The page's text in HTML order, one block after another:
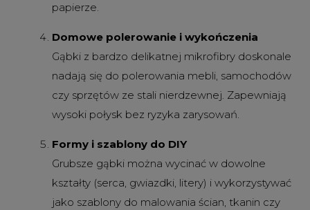
papierze.
Domowe polerowanie i wykończenia
Gąbki z bardzo delikatnej mikrofibry doskonale
nadają się do polerowania mebli, samochodów
czy sprzętów ze stali nierdzewnej. Zapewniają
wysoki połysk bez ryzyka zarysowań.
Formy i szablony do DIY
Grubsze gąbki można wycinać w dowolne
kształty (serca, gwiazdki, litery) i wykorzystywać
jako szablony do malowania ścian, tkanin czy